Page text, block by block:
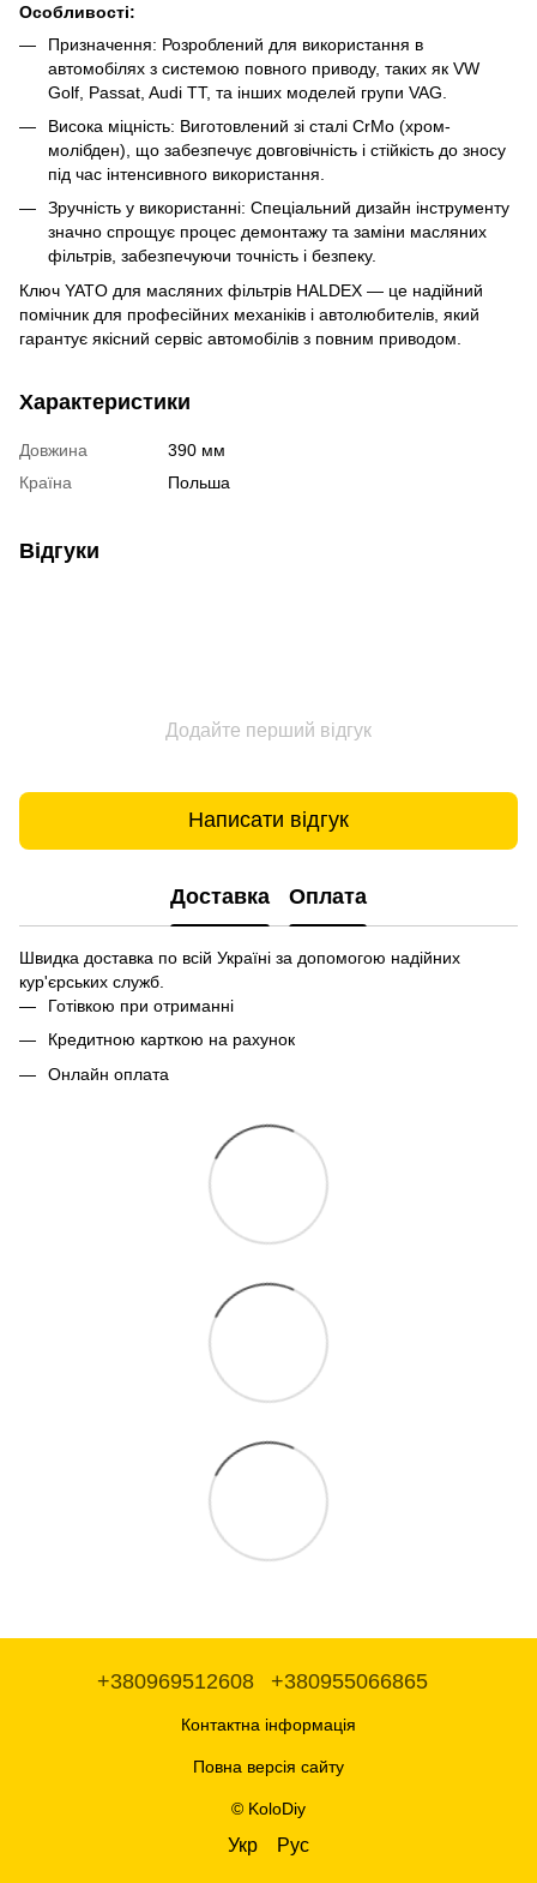
Особливості:
Призначення: Розроблений для використання в
автомобілях з системою повного приводу, таких як VW
Golf, Passat, Audi TT, та інших моделей групи VAG.
Висока міцність: Виготовлений зі сталі CrMo (хром-
молібден), що забезпечує довговічність і стійкість до зносу
під час інтенсивного використання.
Зручність у використанні: Спеціальний дизайн інструменту
значно спрощує процес демонтажу та заміни масляних
фільтрів, забезпечуючи точність і безпеку.
Ключ YATO для масляних фільтрів HALDEX — це надійний
помічник для професійних механіків і автолюбителів, який
гарантує якісний сервіс автомобілів з повним приводом.
Характеристики
Довжина
390 мм
Країна
Польша
Відгуки
Додайте перший відгук
Написати відгук
Доставка Оплата
Швидка доставка по всій Україні за допомогою надійних
кур'єрських служб.
Готівкою при отриманні
Кредитною карткою на рахунок
Онлайн оплата
+380969512608 +380955066865
Контактна інформація
Повна версія сайту
© KoloDiy
Укр Рус